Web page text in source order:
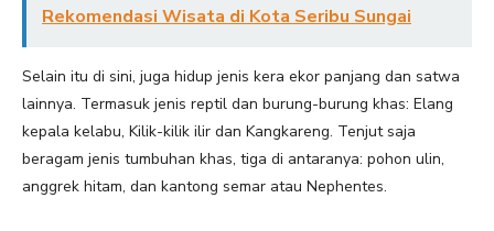
Rekomendasi Wisata di Kota Seribu Sungai
Selain itu di sini, juga hidup jenis kera ekor panjang dan satwa
lainnya. Termasuk jenis reptil dan burung-burung khas: Elang
kepala kelabu, Kilik-kilik ilir dan Kangkareng. Tenjut saja
beragam jenis tumbuhan khas, tiga di antaranya: pohon ulin,
anggrek hitam, dan kantong semar atau Nephentes.